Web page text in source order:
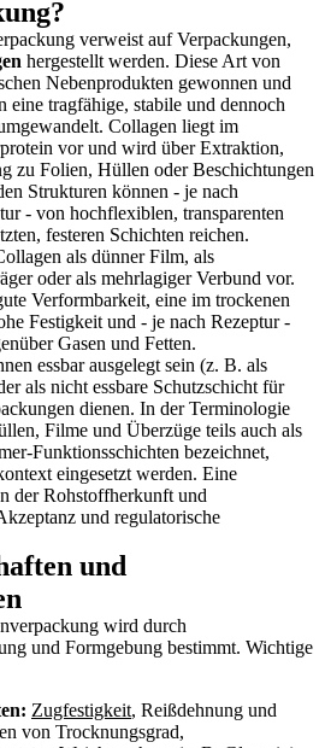
verweist auf Verpackungen,
hergestellt werden. Diese Art von
Nebenprodukten gewonnen und
eine tragfähige, stabile und dennoch
Collagen liegt im
vor und wird über Extraktion,
zu Folien, Hüllen oder Beschichtungen
Strukturen können - je nach
- von hochflexiblen, transparenten
festeren Schichten reichen.
als dünner Film, als
oder als mehrlagiger Verbund vor.
Verformbarkeit, eine im trockenen
Festigkeit und - je nach Rezeptur -
Gasen und Fetten.
essbar ausgelegt sein (z. B. als
als nicht essbare Schutzschicht für
dienen. In der Terminologie
Filme und Überzüge teils auch als
Funktionsschichten bezeichnet,
eingesetzt werden. Eine
der Rohstoffherkunft und
und regulatorische
und
wird durch
und Formgebung bestimmt. Wichtige
Zugfestigkeit, Reißdehnung und
von Trocknungsgrad,